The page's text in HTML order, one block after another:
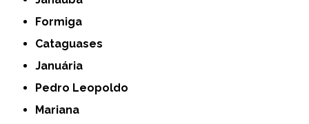
Formiga
Cataguases
Januária
Pedro Leopoldo
Mariana